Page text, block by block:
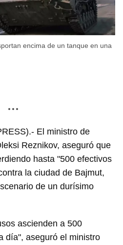
encima de un tanque en una
El ministro de
Reznikov, aseguró que
hasta "500 efectivos
la ciudad de Bajmut,
de un durísimo
ascienden a 500
día", aseguró el ministro